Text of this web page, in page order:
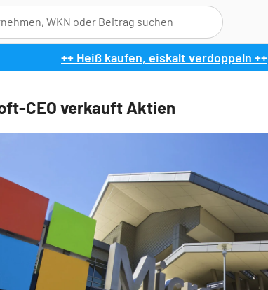
++ Heiß kaufen, eiskalt verdoppeln ++
CEO verkauft Aktien